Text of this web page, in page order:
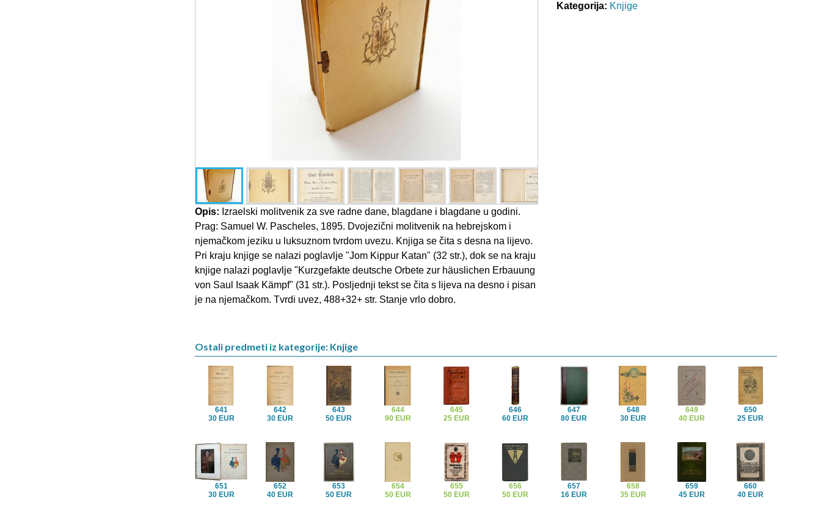
Opis: Izraelski molitvenik za sve radne dane, blagdane i blagdane u godini.
Prag: Samuel W. Pascheles, 1895. Dvojezični molitvenik na hebrejskom i
njemačkom jeziku u luksuznom tvrdom uvezu. Knjiga se čita s desna na lijevo.
Pri kraju knjige se nalazi poglavlje "Jom Kippur Katan" (32 str.), dok se na kraju
knjige nalazi poglavlje "Kurzgefakte deutsche Orbete zur häuslichen Erbauung
von Saul Isaak Kämpf" (31 str.). Posljednji tekst se čita s lijeva na desno i pisan
je na njemačkom. Tvrdi uvez, 488+32+ str. Stanje vrlo dobro.
Kategorija: Knjige
Ostali predmeti iz kategorije: Knjige
641
30 EUR
642
30 EUR
643
50 EUR
644
90 EUR
645
25 EUR
646
60 EUR
647
80 EUR
648
30 EUR
649
40 EUR
650
25 EUR
651
30 EUR
652
40 EUR
653
50 EUR
654
50 EUR
655
50 EUR
656
50 EUR
657
16 EUR
658
35 EUR
659
45 EUR
660
40 EUR